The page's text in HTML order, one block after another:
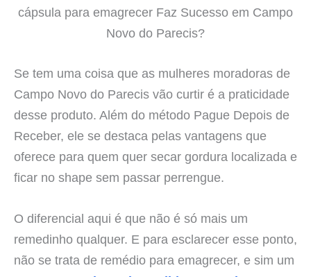
cápsula para emagrecer Faz Sucesso em Campo
Novo do Parecis?
Se tem uma coisa que as mulheres moradoras de
Campo Novo do Parecis vão curtir é a praticidade
desse produto. Além do método Pague Depois de
Receber, ele se destaca pelas vantagens que
oferece para quem quer secar gordura localizada e
ficar no shape sem passar perrengue.
O diferencial aqui é que não é só mais um
remedinho qualquer. E para esclarecer esse ponto,
não se trata de remédio para emagrecer, e sim um